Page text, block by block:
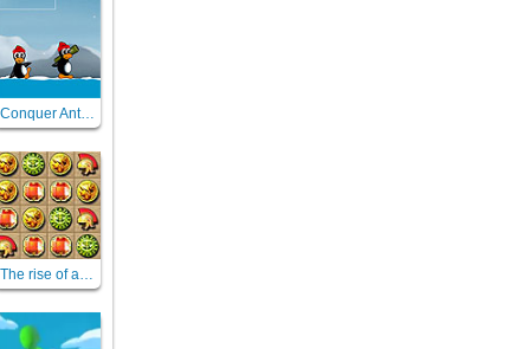
Conquer Antartica